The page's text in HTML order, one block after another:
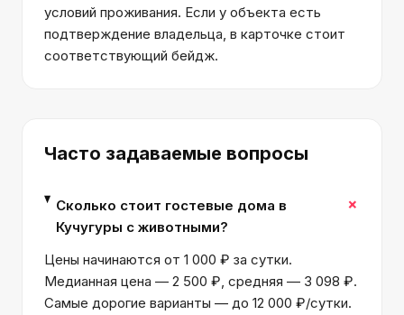
условий проживания. Если у объекта есть
подтверждение владельца, в карточке стоит
соответствующий бейдж.
Часто задаваемые вопросы
Сколько стоит гостевые дома в
Кучугуры с животными?
+
Цены начинаются от 1 000 ₽ за сутки.
Медианная цена — 2 500 ₽, средняя — 3 098 ₽.
Самые дорогие варианты — до 12 000 ₽/сутки.